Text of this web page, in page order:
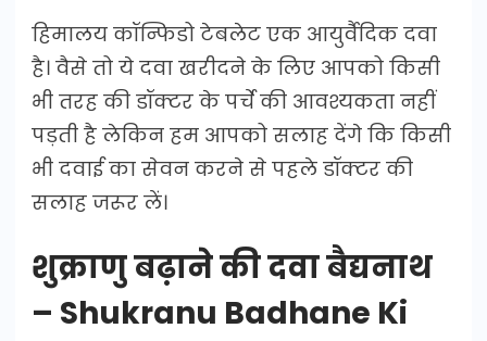
हिमालय कॉन्फिडो टेबलेट एक आयुर्वैदिक दवा
है। वैसे तो ये दवा खरीदने के लिए आपको किसी
भी तरह की डॉक्टर के पर्चे की आवश्यकता नहीं
पड़ती है लेकिन हम आपको सलाह देंगे कि किसी
भी दवाई का सेवन करने से पहले डॉक्टर की
सलाह जरूर लें।
शुक्राणु बढ़ाने की दवा बैद्यनाथ
– Shukranu Badhane Ki